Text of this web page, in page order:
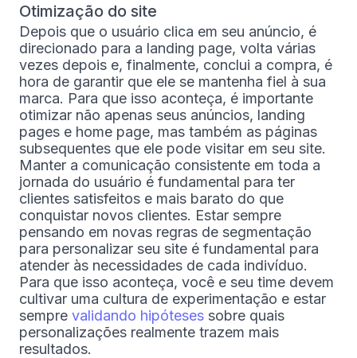
Otimização do site
Depois que o usuário clica em seu anúncio, é
direcionado para a landing page, volta várias
vezes depois e, finalmente, conclui a compra, é
hora de garantir que ele se mantenha fiel à sua
marca. Para que isso aconteça, é importante
otimizar não apenas seus anúncios, landing
pages e home page, mas também as páginas
subsequentes que ele pode visitar em seu site.
Manter a comunicação consistente em toda a
jornada do usuário é fundamental para ter
clientes satisfeitos e mais barato do que
conquistar novos clientes. Estar sempre
pensando em novas regras de segmentação
para personalizar seu site é fundamental para
atender às necessidades de cada indivíduo.
Para que isso aconteça, você e seu time devem
cultivar uma cultura de experimentação e estar
sempre validando hipóteses sobre quais
personalizações realmente trazem mais
resultados.